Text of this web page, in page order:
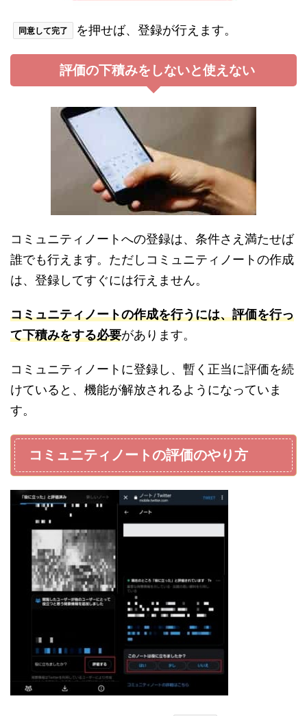
同意して完了 を押せば、登録が行えます。
評価の下積みをしないと使えない
コミュニティノートへの登録は、条件さえ満たせば
誰でも行えます。ただしコミュニティノートの作成
は、登録してすぐには行えません。
コミュニティノートの作成を行うには、評価を行っ
て下積みをする必要があります。
コミュニティノートに登録し、暫く正当に評価を続
けていると、機能が解放されるようになっていま
す。
コミュニティノートの評価のやり方